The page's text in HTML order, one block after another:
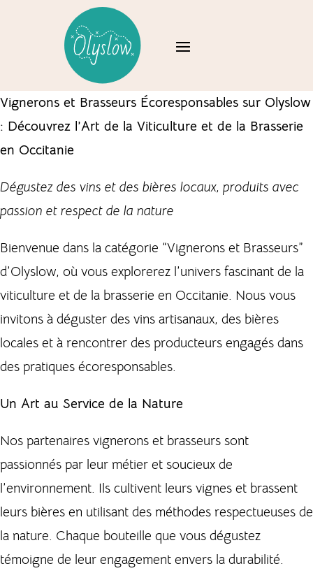
Vignerons et Brasseurs Écoresponsables sur Olyslow
: Découvrez l’Art de la Viticulture et de la Brasserie
en Occitanie
Dégustez des vins et des bières locaux, produits avec
passion et respect de la nature
Bienvenue dans la catégorie “Vignerons et Brasseurs”
d’Olyslow, où vous explorerez l’univers fascinant de la
viticulture et de la brasserie en Occitanie. Nous vous
invitons à déguster des vins artisanaux, des bières
locales et à rencontrer des producteurs engagés dans
des pratiques écoresponsables.
Un Art au Service de la Nature
Nos partenaires vignerons et brasseurs sont
passionnés par leur métier et soucieux de
l’environnement. Ils cultivent leurs vignes et brassent
leurs bières en utilisant des méthodes respectueuses de
la nature. Chaque bouteille que vous dégustez
témoigne de leur engagement envers la durabilité.